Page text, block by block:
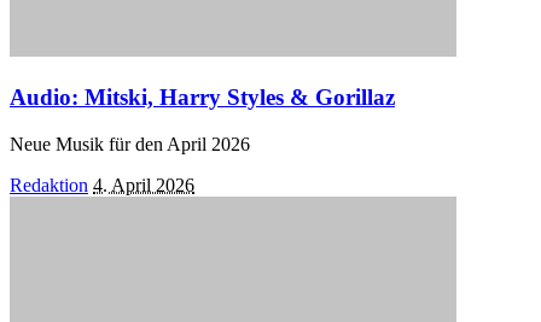
Audio: Mitski, Harry Styles & Gorillaz
Neue Musik für den April 2026
Posted
Redaktion 4. April 2026